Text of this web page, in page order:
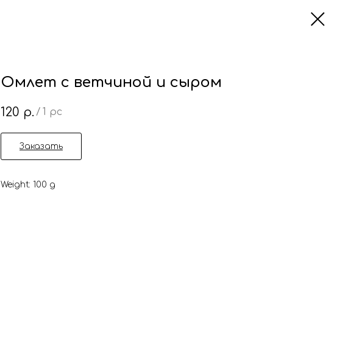
Омлет с ветчиной и сыром
120 р. / 1 pc
Заказать
Weight: 100 g